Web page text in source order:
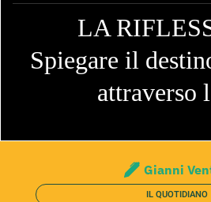
LA
Spiegare il
attraverso
Gianni
IL QUOTIDIANO